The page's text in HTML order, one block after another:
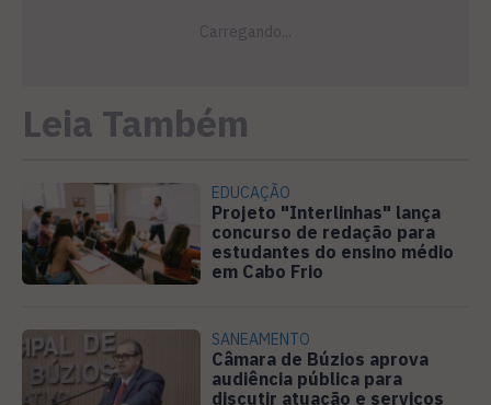
Leia Também
EDUCAÇÃO
Projeto "Interlinhas" lança
concurso de redação para
estudantes do ensino médio
em Cabo Frio
SANEAMENTO
Câmara de Búzios aprova
audiência pública para
discutir atuação e serviços